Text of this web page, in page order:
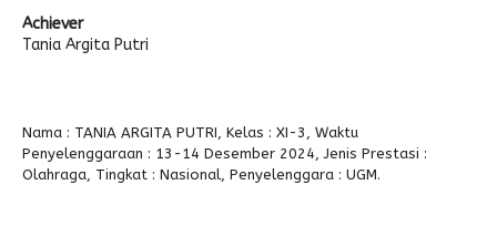
PPDB
Achiever
Tania Argita Putri
Nama : TANIA ARGITA PUTRI, Kelas : XI-3, Waktu
Penyelenggaraan : 13-14 Desember 2024, Jenis Prestasi :
Olahraga, Tingkat : Nasional, Penyelenggara : UGM.